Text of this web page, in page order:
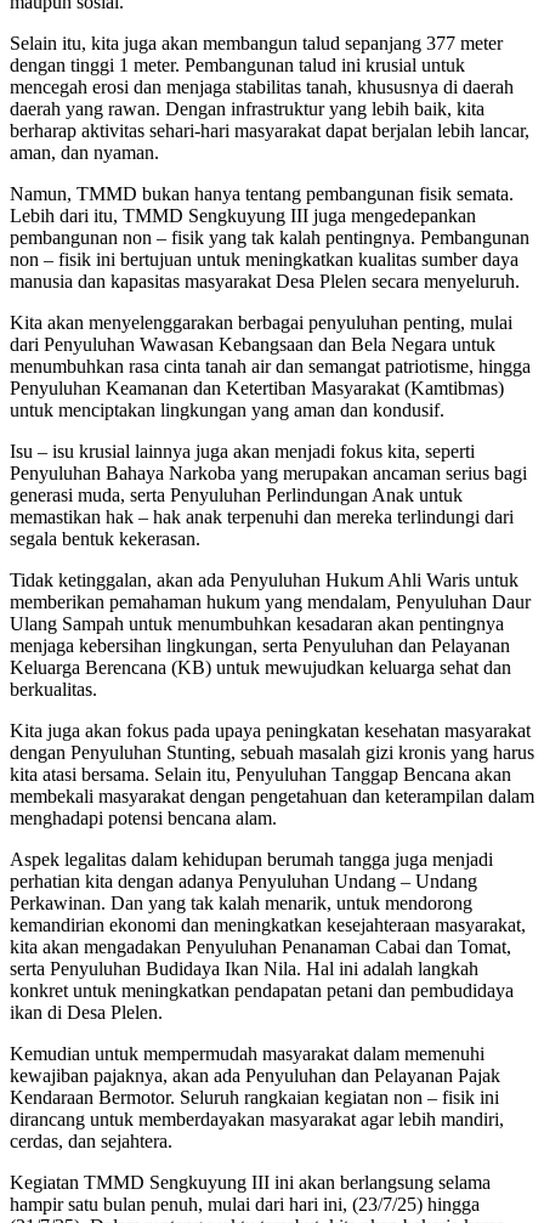
Selain itu, kita juga akan membangun talud sepanjang 377 meter
dengan tinggi 1 meter. Pembangunan talud ini krusial untuk
mencegah erosi dan menjaga stabilitas tanah, khususnya di daerah
daerah yang rawan. Dengan infrastruktur yang lebih baik, kita
berharap aktivitas sehari-hari masyarakat dapat berjalan lebih lancar,
aman, dan nyaman.
Namun, TMMD bukan hanya tentang pembangunan fisik semata.
Lebih dari itu, TMMD Sengkuyung III juga mengedepankan
pembangunan non – fisik yang tak kalah pentingnya. Pembangunan
non – fisik ini bertujuan untuk meningkatkan kualitas sumber daya
manusia dan kapasitas masyarakat Desa Plelen secara menyeluruh.
Kita akan menyelenggarakan berbagai penyuluhan penting, mulai
dari Penyuluhan Wawasan Kebangsaan dan Bela Negara untuk
menumbuhkan rasa cinta tanah air dan semangat patriotisme, hingga
Penyuluhan Keamanan dan Ketertiban Masyarakat (Kamtibmas)
untuk menciptakan lingkungan yang aman dan kondusif.
Isu – isu krusial lainnya juga akan menjadi fokus kita, seperti
Penyuluhan Bahaya Narkoba yang merupakan ancaman serius bagi
generasi muda, serta Penyuluhan Perlindungan Anak untuk
memastikan hak – hak anak terpenuhi dan mereka terlindungi dari
segala bentuk kekerasan.
Tidak ketinggalan, akan ada Penyuluhan Hukum Ahli Waris untuk
memberikan pemahaman hukum yang mendalam, Penyuluhan Daur
Ulang Sampah untuk menumbuhkan kesadaran akan pentingnya
menjaga kebersihan lingkungan, serta Penyuluhan dan Pelayanan
Keluarga Berencana (KB) untuk mewujudkan keluarga sehat dan
berkualitas.
Kita juga akan fokus pada upaya peningkatan kesehatan masyarakat
dengan Penyuluhan Stunting, sebuah masalah gizi kronis yang harus
kita atasi bersama. Selain itu, Penyuluhan Tanggap Bencana akan
membekali masyarakat dengan pengetahuan dan keterampilan dalam
menghadapi potensi bencana alam.
Aspek legalitas dalam kehidupan berumah tangga juga menjadi
perhatian kita dengan adanya Penyuluhan Undang – Undang
Perkawinan. Dan yang tak kalah menarik, untuk mendorong
kemandirian ekonomi dan meningkatkan kesejahteraan masyarakat,
kita akan mengadakan Penyuluhan Penanaman Cabai dan Tomat,
serta Penyuluhan Budidaya Ikan Nila. Hal ini adalah langkah
konkret untuk meningkatkan pendapatan petani dan pembudidaya
ikan di Desa Plelen.
Kemudian untuk mempermudah masyarakat dalam memenuhi
kewajiban pajaknya, akan ada Penyuluhan dan Pelayanan Pajak
Kendaraan Bermotor. Seluruh rangkaian kegiatan non – fisik ini
dirancang untuk memberdayakan masyarakat agar lebih mandiri,
cerdas, dan sejahtera.
Kegiatan TMMD Sengkuyung III ini akan berlangsung selama
hampir satu bulan penuh, mulai dari hari ini, (23/7/25) hingga